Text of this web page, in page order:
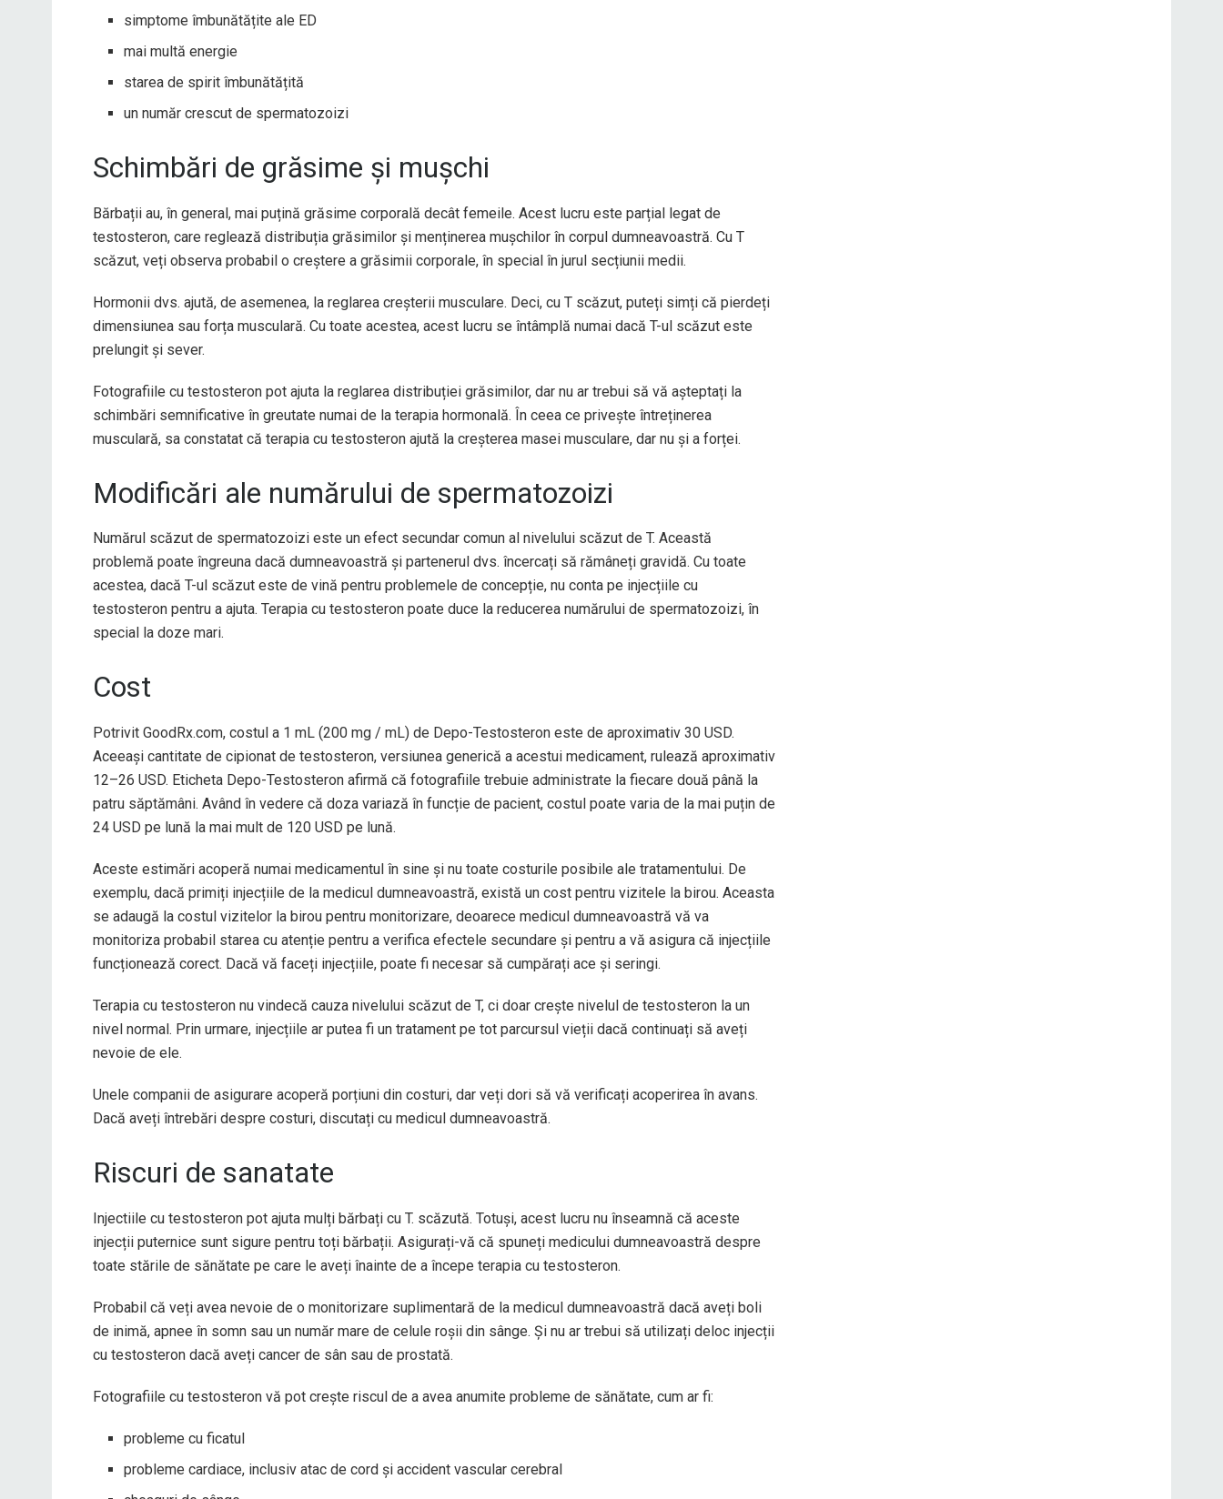
simptome îmbunătățite ale ED
mai multă energie
starea de spirit îmbunătățită
un număr crescut de spermatozoizi
Schimbări de grăsime și mușchi
Bărbații au, în general, mai puțină grăsime corporală decât femeile. Acest lucru este parțial legat de
testosteron, care reglează distribuția grăsimilor și menținerea mușchilor în corpul dumneavoastră. Cu T
scăzut, veți observa probabil o creștere a grăsimii corporale, în special în jurul secțiunii medii.
Hormonii dvs. ajută, de asemenea, la reglarea creșterii musculare. Deci, cu T scăzut, puteți simți că pierdeți
dimensiunea sau forța musculară. Cu toate acestea, acest lucru se întâmplă numai dacă T-ul scăzut este
prelungit și sever.
Fotografiile cu testosteron pot ajuta la reglarea distribuției grăsimilor, dar nu ar trebui să vă așteptați la
schimbări semnificative în greutate numai de la terapia hormonală. În ceea ce privește întreținerea
musculară, sa constatat că terapia cu testosteron ajută la creșterea masei musculare, dar nu și a forței.
Modificări ale numărului de spermatozoizi
Numărul scăzut de spermatozoizi este un efect secundar comun al nivelului scăzut de T. Această
problemă poate îngreuna dacă dumneavoastră și partenerul dvs. încercați să rămâneți gravidă. Cu toate
acestea, dacă T-ul scăzut este de vină pentru problemele de concepție, nu conta pe injecțiile cu
testosteron pentru a ajuta. Terapia cu testosteron poate duce la reducerea numărului de spermatozoizi, în
special la doze mari.
Cost
Potrivit GoodRx.com, costul a 1 mL (200 mg / mL) de Depo-Testosteron este de aproximativ 30 USD.
Aceeași cantitate de cipionat de testosteron, versiunea generică a acestui medicament, rulează aproximativ
12–26 USD. Eticheta Depo-Testosteron afirmă că fotografiile trebuie administrate la fiecare două până la
patru săptămâni. Având în vedere că doza variază în funcție de pacient, costul poate varia de la mai puțin de
24 USD pe lună la mai mult de 120 USD pe lună.
Aceste estimări acoperă numai medicamentul în sine și nu toate costurile posibile ale tratamentului. De
exemplu, dacă primiți injecțiile de la medicul dumneavoastră, există un cost pentru vizitele la birou. Aceasta
se adaugă la costul vizitelor la birou pentru monitorizare, deoarece medicul dumneavoastră vă va
monitoriza probabil starea cu atenție pentru a verifica efectele secundare și pentru a vă asigura că injecțiile
funcționează corect. Dacă vă faceți injecțiile, poate fi necesar să cumpărați ace și seringi.
Terapia cu testosteron nu vindecă cauza nivelului scăzut de T, ci doar crește nivelul de testosteron la un
nivel normal. Prin urmare, injecțiile ar putea fi un tratament pe tot parcursul vieții dacă continuați să aveți
nevoie de ele.
Unele companii de asigurare acoperă porțiuni din costuri, dar veți dori să vă verificați acoperirea în avans.
Dacă aveți întrebări despre costuri, discutați cu medicul dumneavoastră.
Riscuri de sanatate
Injectiile cu testosteron pot ajuta mulți bărbați cu T. scăzută. Totuși, acest lucru nu înseamnă că aceste
injecții puternice sunt sigure pentru toți bărbații. Asigurați-vă că spuneți medicului dumneavoastră despre
toate stările de sănătate pe care le aveți înainte de a începe terapia cu testosteron.
Probabil că veți avea nevoie de o monitorizare suplimentară de la medicul dumneavoastră dacă aveți boli
de inimă, apnee în somn sau un număr mare de celule roșii din sânge. Și nu ar trebui să utilizați deloc injecții
cu testosteron dacă aveți cancer de sân sau de prostată.
Fotografiile cu testosteron vă pot crește riscul de a avea anumite probleme de sănătate, cum ar fi:
probleme cu ficatul
probleme cardiace, inclusiv atac de cord și accident vascular cerebral